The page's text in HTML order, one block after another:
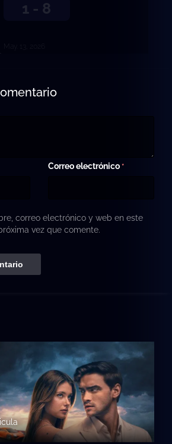
1 - 8
Correo electrónico *
correo electrónico y web en este
vez que comente.